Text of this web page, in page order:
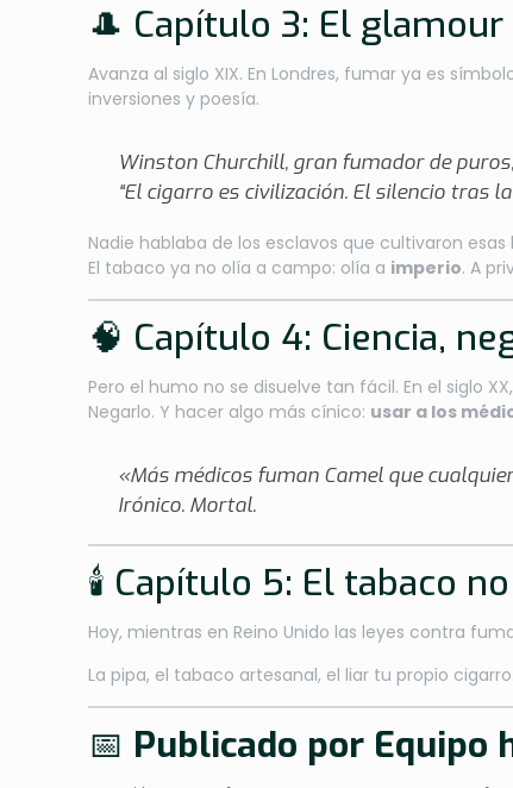
🎩 Capítulo 3: El
Avanza al siglo XIX. En Londres, fumar ya es
inversiones y poesía.
Winston Churchill, gran fumador de
“El cigarro es civilización. El silencio tras
Nadie hablaba de los esclavos que cultivaron esas
El tabaco ya no olía a campo: olía a imperio. A
🧠 Capítulo 4: Ciencia,
Pero el humo no se disuelve tan fácil. En el siglo
Negarlo. Y hacer algo más cínico: usar a los
«Más médicos fuman Camel que
Irónico. Mortal.
🕯️ Capítulo 5: El tabaco
Hoy, mientras en Reino Unido las leyes contra
La pipa, el tabaco artesanal, el liar tu propio
📅 Publicado por Equipo